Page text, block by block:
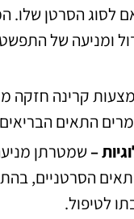
לסוג הסרטן שלו.
ומניעה של
קרינה חזקה
התאים
–שמטרתן
הסרטניים,
לטיפול.